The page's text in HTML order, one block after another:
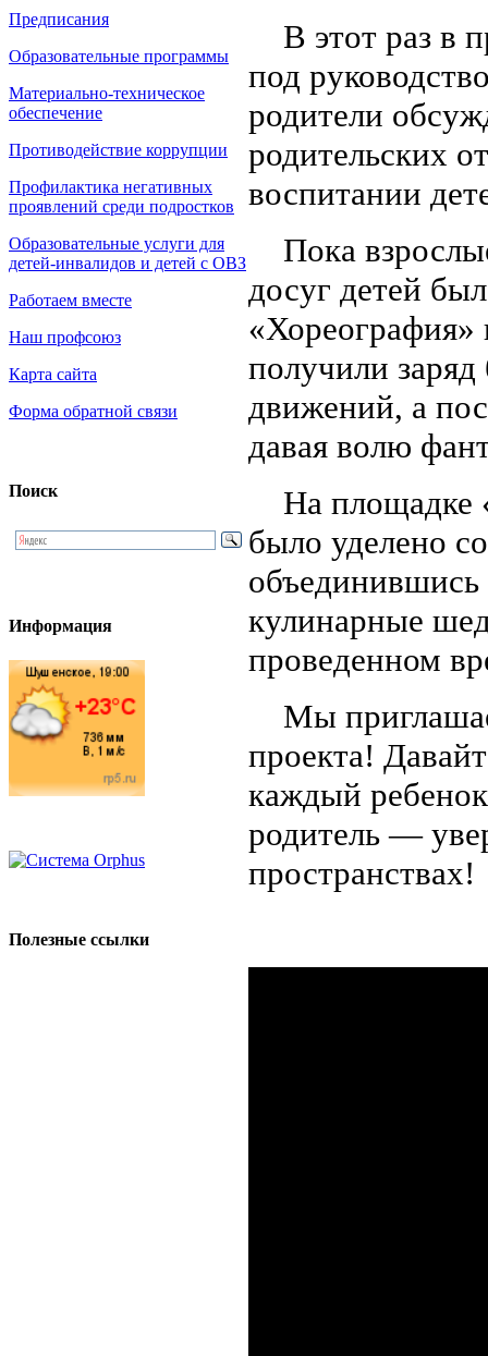
Предписания
Образовательные программы
Материально-техническое
обеспечение
Противодействие коррупции
Профилактика негативных
проявлений среди подростков
Образовательные услуги для
детей-инвалидов и детей с ОВЗ
Работаем вместе
Наш профсоюз
Карта сайта
Форма обратной связи
Поиск
Информация
Полезные ссылки
В этот раз в
под
родители
родительских
воспитании
Пока
досуг детей
«Хореография»
получили
движений, а
давая волю
На площадке
было уделено
объединившись
кулинарные
проведенном
Мы
проекта!
каждый
родитель —
пространствах!